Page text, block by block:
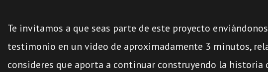
Te invitamos a que seas parte de este proyecto
testimonio en un video de aproximadamente 3 minutos,
consideres que aporta a continuar construyendo la historia